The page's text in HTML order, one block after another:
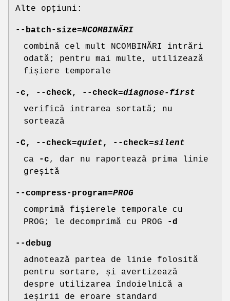
Alte opțiuni:
--batch-size=NCOMBINĂRI
combină cel mult NCOMBINĂRI intrări
odată; pentru mai multe, utilizează
fișiere temporale
-c , --check , --check=diagnose-first
verifică intrarea sortată; nu
sortează
-C , --check=quiet , --check=silent
ca
-c, dar nu raportează prima linie
greșită
--compress-program=PROG
comprimă fișierele temporale cu
PROG; le decomprimă cu PROG
-d
--debug
adnotează partea de linie folosită
pentru sortare, și avertizează
despre utilizarea îndoielnică a
ieșirii de eroare standard